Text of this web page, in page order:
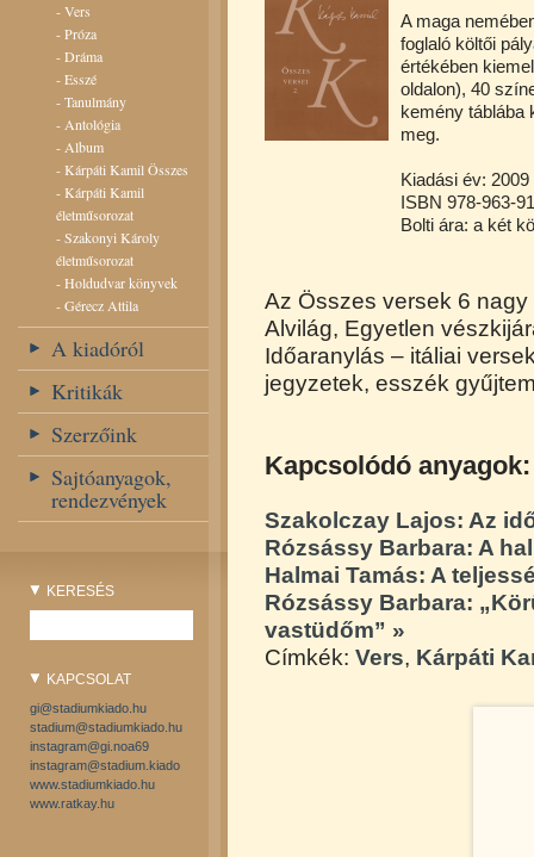
-Vers
-Próza
-Dráma
-Esszé
-Tanulmány
- Antológia
- Album
-Kárpáti Kamil Összes
-Kárpáti Kamil
életműsorozat
-Szakonyi Károly
életműsorozat
-Holdudvar könyvek
-Gérecz Attila
A kiadóról
Kritikák
Szerzőink
Sajtóanyagok,
rendezvények
KERESÉS
KAPCSOLAT
gi@stadiumkiado.hu
stadium@stadiumkiado.hu
instagram@gi.noa69
instagram@stadium.kiado
www.stadiumkiado.hu
www.ratkay.hu
A maga
foglaló költői
értékében
oldalon), 40
kemény táblába
meg.
Kiadási év: 2009
ISBN 978-963-
Bolti ára: a két
Az Összes versek 6 nagy
Alvilág, Egyetlen
Időaranylás – itáliai
jegyzetek, esszék
Kapcsolódó anyagok:
Szakolczay Lajos: Az
Rózsássy Barbara: A
Halmai Tamás: A
Rózsássy Barbara:
vastüdőm” »
Címkék: Vers, Kárpáti